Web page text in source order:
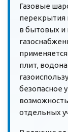
Газовые
перекрытия
в бытовых и
плит,
безопасное
отдельных